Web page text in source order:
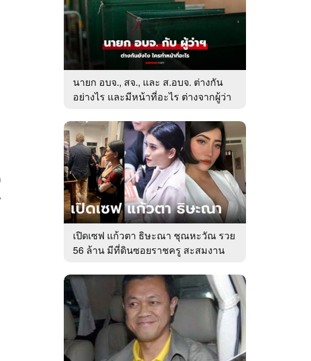
นายก อบจ., สจ., และ ส.อบจ. ต่างกัน
อย่างไร และมีหน้าที่อะไร ต่างจากผู้ว่า
เปิดเซฟ แก้วตา ธิษะณา ชุณหะวัณ รวย
56 ล้าน มีที่ดินซอยราชครู สะสมงาน